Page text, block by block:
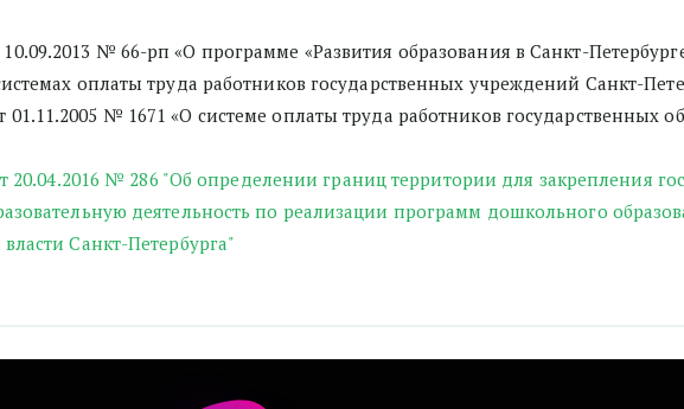
№ 66-рп «О программе «Развития образования в Санкт-
оплаты труда работников государственных учреждений Санкт-
01.11.2005 № 1671 «О системе оплаты труда работников государственных
20.04.2016 № 286 "Об определении границ территории для закрепления
деятельность по реализации программ дошкольного
Санкт-Петербурга"